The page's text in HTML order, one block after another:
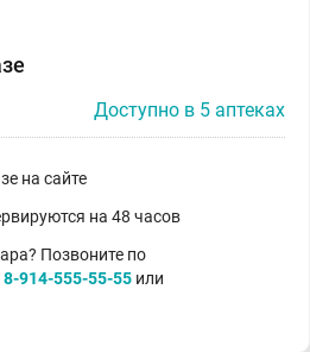
Доступно в 5 аптеках
на сайте
на 48 часов
Позвоните по
8-914-555-55-55 или